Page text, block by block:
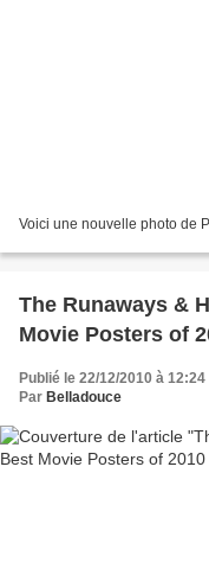
Voici une nouvelle photo de
The Runaways &
Movie Posters of
Publié le 22/12/2010 à 12:24
Par Belladouce